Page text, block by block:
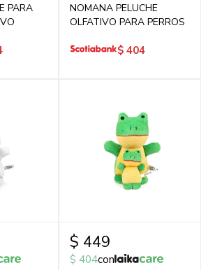
PARA
NOMANA PELUCHE
OLFATIVO PARA PERROS
$ 404
$ 449
$ 404con